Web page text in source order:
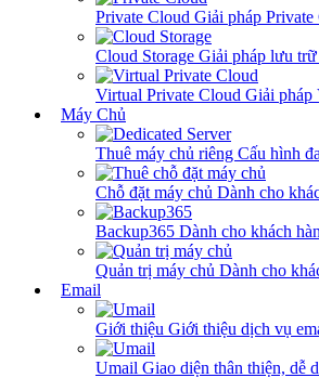
Private Cloud Giải pháp
Cloud Storage Giải pháp lưu
Virtual Private Cloud Giải pháp
Máy Chủ
Thuê máy chủ riêng Cấu hình
Chỗ đặt máy chủ Dành cho
Backup365 Dành cho khách
Quản trị máy chủ Dành cho
Email
Giới thiệu Giới thiệu dịch vụ
Umail Giao diện thân thiện, dễ